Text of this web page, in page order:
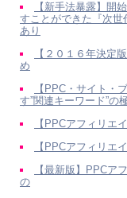
【新手法暴露】開
すことができた『次世
あり
【２０１６年決定
め
【PPC・サイト・
す”関連キーワード”の
【PPCアフィリエ
【PPCアフィリエ
【最新版】PPCア
の